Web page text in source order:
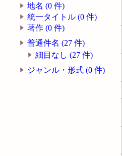
地名 (0 件)
統一タイトル (0 件)
著作 (0 件)
普通件名 (27 件)
細目なし (27 件)
ジャンル・形式 (0 件)